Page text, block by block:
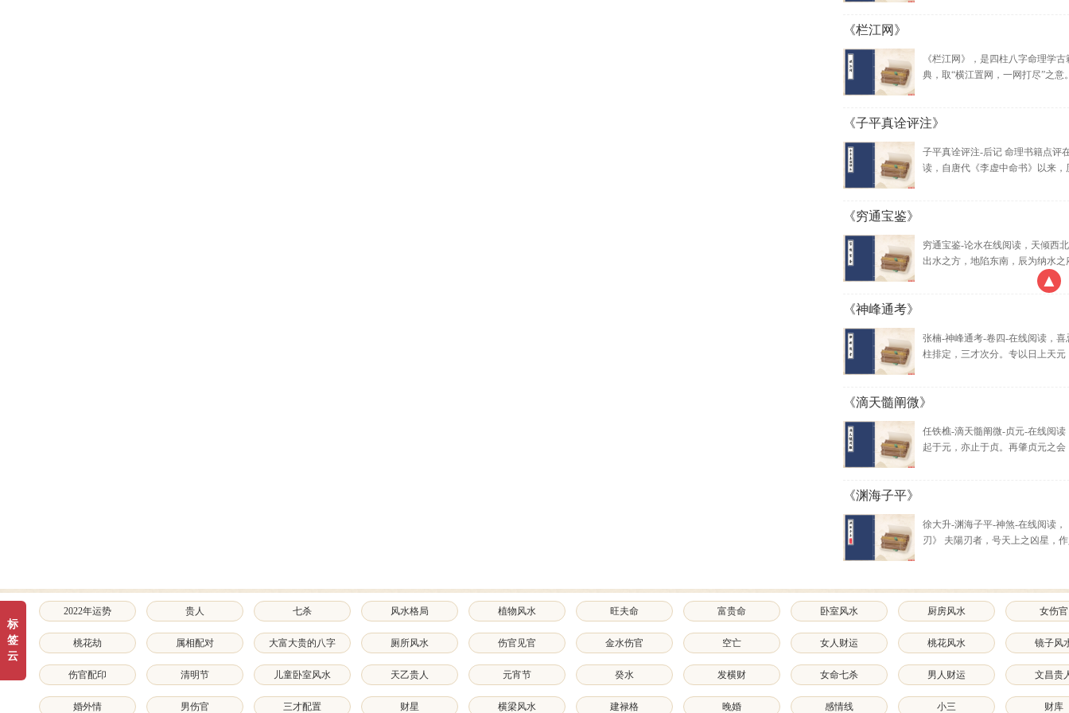
《栏江网》
《栏江网》，是四柱八字命理学古
典，取“横江置网，一网打尽”之意
《子平真诠评注》
子平真诠评注-后记 命理书籍点评
读，自唐代《李虚中命书》以来，
《穷通宝鉴》
穷通宝鉴-论水在线阅读，天倾西
出水之方，地陷东南，辰为纳水之
《神峰通考》
张楠-神峰通考-卷四-在线阅读，喜
柱排定，三才次分。专以日上天元
《滴天髓阐微》
任铁樵-滴天髓阐微-贞元-在线阅读
起于元，亦止于贞。再肇贞元之会
《渊海子平》
徐大升-渊海子平-神煞-在线阅读，
刃》 夫陽刃者，号天上之凶星，
▲
标
签
云
2022年运势 贵人 七杀 风水格局 植物风水 旺夫命 富贵命 卧室风水 厨房风水 女伤官
桃花劫 属相配对
大富大贵的八字
特征和面相特征
厕所风水 伤官见官 金水伤官 空亡 女人财运 桃花风水 镜子风
伤官配印 清明节 儿童卧室风水 天乙贵人 元宵节 癸水 发横财 女命七杀 男人财运 文昌贵
婚外情 男伤官 三才配置 财星 横梁风水 建禄格 晚婚 感情线 小三 财库